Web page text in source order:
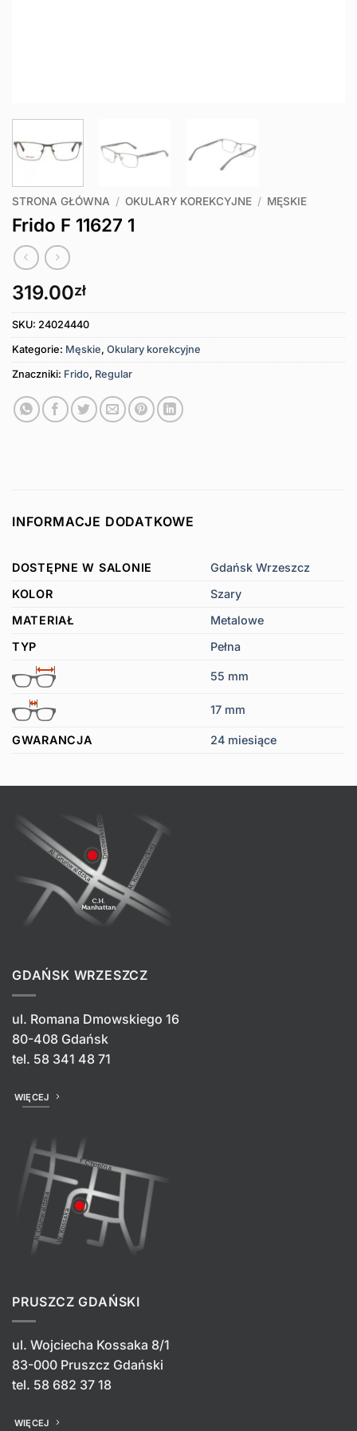
STRONA GŁÓWNA / OKULARY KOREKCYJNE / MĘSKIE
Frido F 11627 1
319.00zł
SKU: 24024440
Kategorie: Męskie, Okulary korekcyjne
Znaczniki: Frido, Regular
INFORMACJE DODATKOWE
DOSTĘPNE W SALONIE
Gdańsk Wrzeszcz
KOLOR
Szary
MATERIAŁ
Metalowe
TYP
Pełna
55 mm
17 mm
GWARANCJA 24 miesiące
GDAŃSK WRZESZCZ
ul. Romana Dmowskiego 16
80-408 Gdańsk
tel. 58 341 48 71
WIĘCEJ
PRUSZCZ GDAŃSKI
ul. Wojciecha Kossaka 8/1
83-000 Pruszcz Gdański
tel. 58 682 37 18
WIĘCEJ